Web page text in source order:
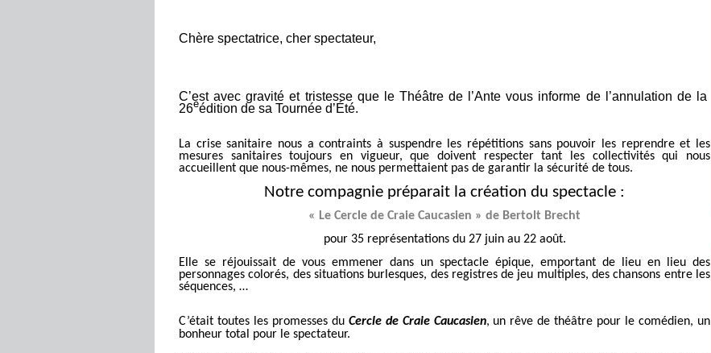
Chère spectatrice, cher spectateur,
C’est avec gravité et tristesse que le Théâtre de l’Ante vous informe de l’annulation de la
26eédition de sa Tournée d’Été.
La crise sanitaire nous a contraints à suspendre les répétitions sans pouvoir les reprendre et les
mesures sanitaires toujours en vigueur, que doivent respecter tant les collectivités qui nous
accueillent que nous-mêmes, ne nous permettaient pas de garantir la sécurité de tous.
Notre compagnie préparait la création du spectacle :
« Le Cercle de Craie Caucasien » de Bertolt Brecht
pour 35 représentations du 27 juin au 22 août.
Elle se réjouissait de vous emmener dans un spectacle épique, emportant de lieu en lieu des
personnages colorés, des situations burlesques, des registres de jeu multiples, des chansons entre les
séquences, …
C’était toutes les promesses du Cercle de Craie Caucasien, un rêve de théâtre pour le comédien, un
bonheur total pour le spectateur.